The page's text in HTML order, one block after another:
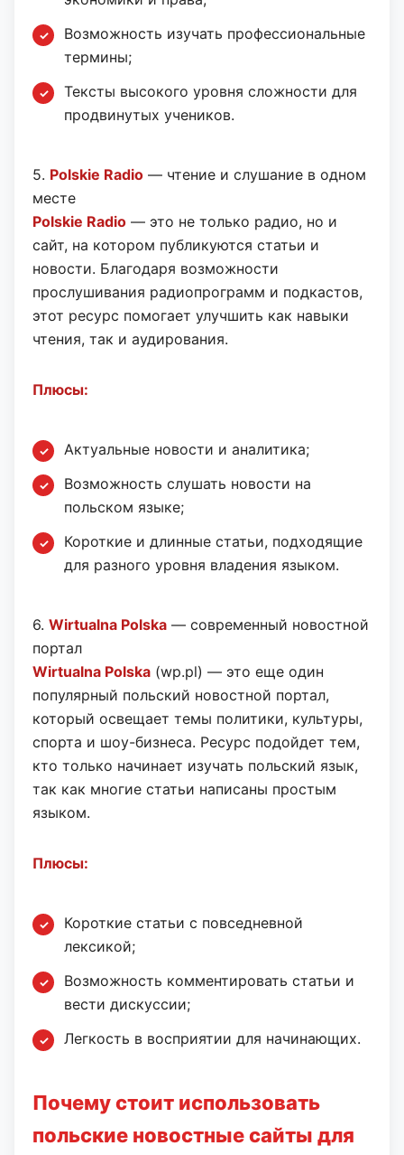
Возможность изучать профессиональные
термины;
Тексты высокого уровня сложности для
продвинутых учеников.
5. Polskie Radio — чтение и слушание в одном
месте
Polskie Radio — это не только радио, но и
сайт, на котором публикуются статьи и
новости. Благодаря возможности
прослушивания радиопрограмм и подкастов,
этот ресурс помогает улучшить как навыки
чтения, так и аудирования.
Плюсы:
Актуальные новости и аналитика;
Возможность слушать новости на
польском языке;
Короткие и длинные статьи, подходящие
для разного уровня владения языком.
6. Wirtualna Polska — современный новостной
портал
Wirtualna Polska (wp.pl) — это еще один
популярный польский новостной портал,
который освещает темы политики, культуры,
спорта и шоу-бизнеса. Ресурс подойдет тем,
кто только начинает изучать польский язык,
так как многие статьи написаны простым
языком.
Плюсы:
Короткие статьи с повседневной
лексикой;
Возможность комментировать статьи и
вести дискуссии;
Легкость в восприятии для начинающих.
Почему стоит использовать
польские новостные сайты для